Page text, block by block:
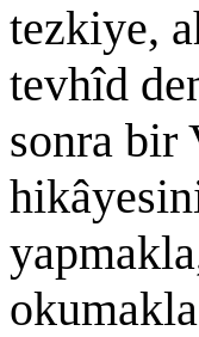
tezkiye,
tevhîd
sonra bir